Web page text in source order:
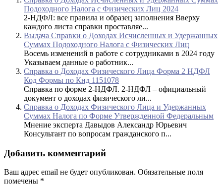
Подоходного Налога с Физических Лиц 2024
2-НДФЛ: все правила и образец заполнения Вверху
каждого листа справки проставляе...
Выдача Справки о Доходах Исчисленных и Удержанных
Суммах Подоходного Налога с Физических Лиц
Восемь изменений в работе с сотрудниками в 2024 году
Указываем данные о работник...
Справка о Доходах Физического Лица Форма 2 НДФЛ
Код Формы по Кнд 1151078
Справка по форме 2-НДФЛ. 2-НДФЛ – официальный
документ о доходах физического ли...
Справка о Доходах Физического Лица и Удержанных
Суммах Налога по Форме Утвержденной Федеральным
Мнение эксперта Давыдов Александр Юрьевич
Консультант по вопросам гражданского п...
Добавить комментарий
Ваш адрес email не будет опубликован. Обязательные поля
помечены *